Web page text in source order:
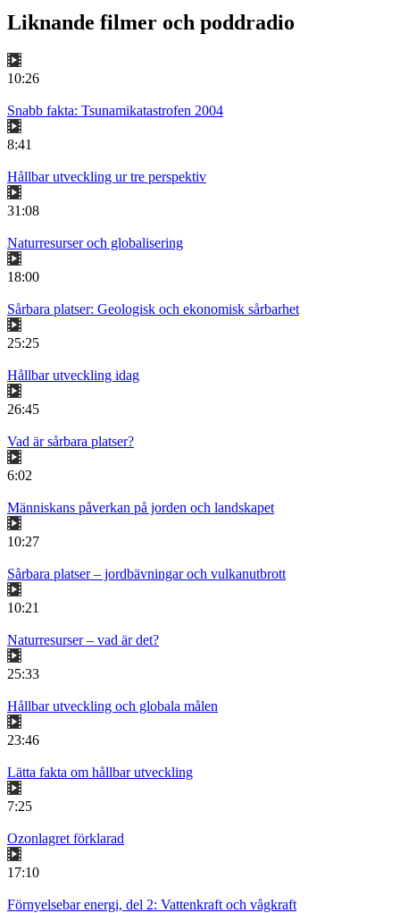
Liknande filmer och poddradio
10:26
Snabb fakta: Tsunamikatastrofen 2004
8:41
Hållbar utveckling ur tre perspektiv
31:08
Naturresurser och globalisering
18:00
Sårbara platser: Geologisk och ekonomisk sårbarhet
25:25
Hållbar utveckling idag
26:45
Vad är sårbara platser?
6:02
Människans påverkan på jorden och landskapet
10:27
Sårbara platser – jordbävningar och vulkanutbrott
10:21
Naturresurser – vad är det?
25:33
Hållbar utveckling och globala målen
23:46
Lätta fakta om hållbar utveckling
7:25
Ozonlagret förklarad
17:10
Förnyelsebar energi, del 2: Vattenkraft och vågkraft